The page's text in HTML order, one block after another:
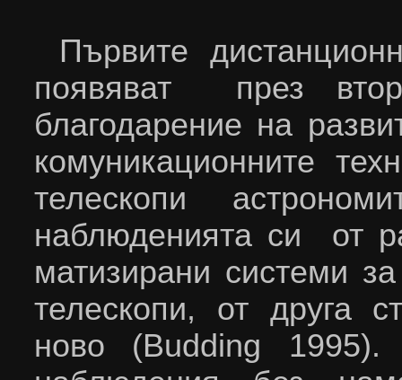
Първите
появяват през
благодарение на
комуникационните
телескопи
наблюденията си от
матизирани системи
телескопи, от друга
ново (Budding 1995).